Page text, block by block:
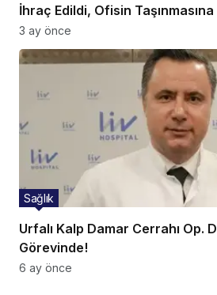
İhraç Edildi, Ofisin
3 ay önce
Urfalı Kalp Damar Cerrahı Op.
Görevinde!
Sağlık
6 ay önce